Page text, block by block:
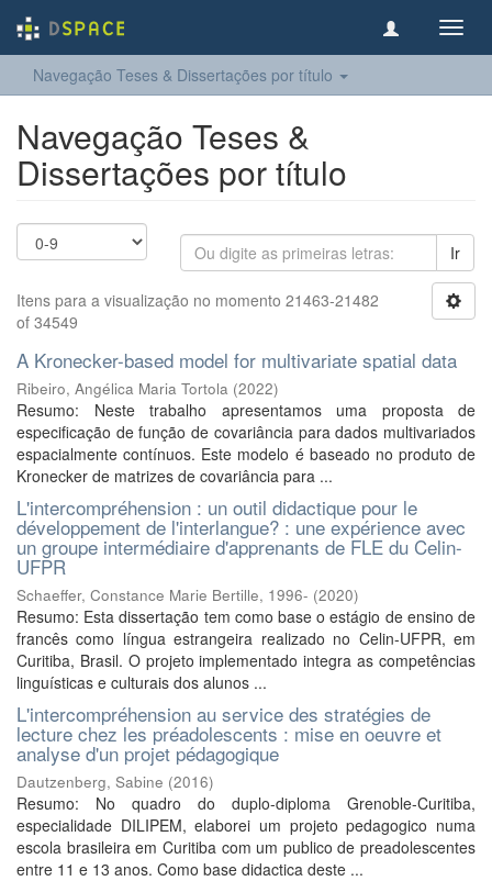
Navegação Teses & Dissertações por título
Navegação Teses &
Dissertações por título
Ir
Itens para a visualização no momento 21463-21482
of 34549
A Kronecker-based model for multivariate spatial data
Ribeiro, Angélica Maria Tortola (2022)
Resumo: Neste trabalho apresentamos uma proposta de
especificação de função de covariância para dados multivariados
espacialmente contínuos. Este modelo é baseado no produto de
Kronecker de matrizes de covariância para ...
L'intercompréhension : un outil didactique pour le
développement de l'interlangue? : une expérience avec
un groupe intermédiaire d'apprenants de FLE du Celin-
UFPR
Schaeffer, Constance Marie Bertille, 1996- (2020)
Resumo: Esta dissertação tem como base o estágio de ensino de
francês como língua estrangeira realizado no Celin-UFPR, em
Curitiba, Brasil. O projeto implementado integra as competências
linguísticas e culturais dos alunos ...
L'intercompréhension au service des stratégies de
lecture chez les préadolescents : mise en oeuvre et
analyse d'un projet pédagogique
Dautzenberg, Sabine (2016)
Resumo: No quadro do duplo-diploma Grenoble-Curitiba,
especialidade DILIPEM, elaborei um projeto pedagogico numa
escola brasileira em Curitiba com um publico de preadolescentes
entre 11 e 13 anos. Como base didactica deste ...